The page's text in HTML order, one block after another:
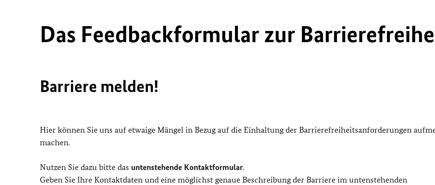
Das Feedbackformular zur
Barriere melden!
Hier können Sie uns auf etwaige Mängel in Bezug auf die Einhaltung der Barrierefreiheitsanforderungen
machen.
Nutzen Sie dazu bitte das untenstehende Kontaktformular.
Geben Sie Ihre Kontaktdaten und eine möglichst genaue Beschreibung der Barriere im untenstehenden